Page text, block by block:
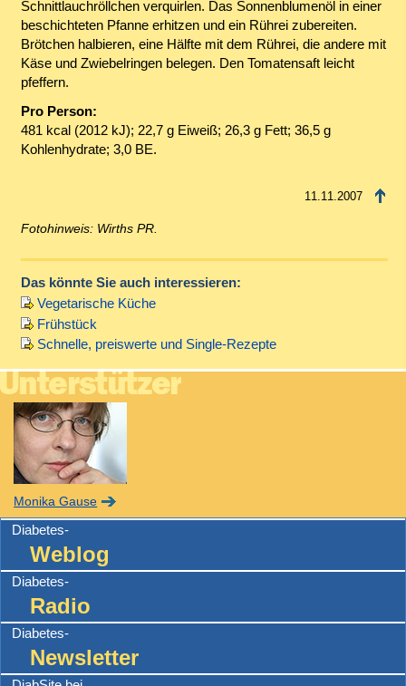
Schnittlauchröllchen verquirlen. Das Sonnenblumenöl in einer
beschichteten Pfanne erhitzen und ein Rührei zubereiten.
Brötchen halbieren, eine Hälfte mit dem Rührei, die andere mit
Käse und Zwiebelringen belegen. Den Tomatensaft leicht
pfeffern.
Pro Person:
481 kcal (2012 kJ); 22,7 g Eiweiß; 26,3 g Fett; 36,5 g
Kohlenhydrate; 3,0 BE.
11.11.2007
Fotohinweis: Wirths PR.
Das könnte Sie auch interessieren:
Vegetarische Küche
Frühstück
Schnelle, preiswerte und Single-Rezepte
Monika Gause
Diabetes-
Weblog
Diabetes-
Radio
Diabetes-
Newsletter